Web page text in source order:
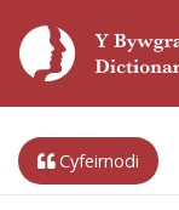
Cyfeirnodi